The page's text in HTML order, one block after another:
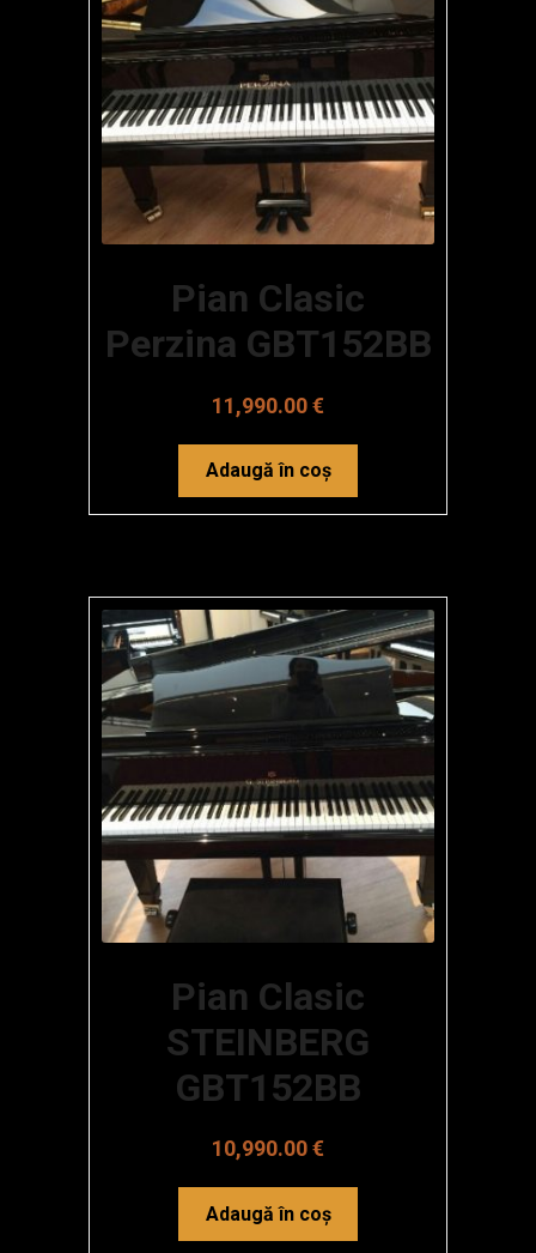
Pian Clasic
Perzina GBT152BB
11,990.00€
Adaugă în coș
Pian Clasic
STEINBERG
GBT152BB
10,990.00€
Adaugă în coș